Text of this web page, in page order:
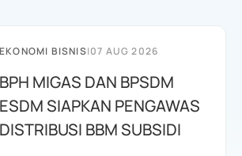
EKONOMI BISNIS|07 AUG 2026
BPH MIGAS DAN BPSDM
ESDM SIAPKAN PENGAWAS
DISTRIBUSI BBM SUBSIDI